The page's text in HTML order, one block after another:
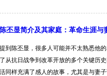
陈丕显简介及其家庭：革命生涯
提到陈丕显，很多人可能并不太熟悉他
了从抗日战争到改革开放的多个关键历
活同样充满了感人的故事，尤其是与妻